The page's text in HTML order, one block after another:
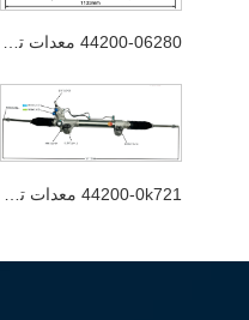
44200-06280 معدات توجيه السيارات
44200-0k721 معدات توجيه السيارات